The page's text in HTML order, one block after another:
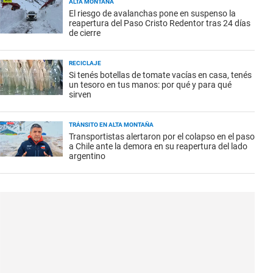
ALTA MONTAÑA
El riesgo de avalanchas pone en suspenso la
reapertura del Paso Cristo Redentor tras 24 días
de cierre
RECICLAJE
Si tenés botellas de tomate vacías en casa, tenés
un tesoro en tus manos: por qué y para qué
sirven
TRÁNSITO EN ALTA MONTAÑA
Transportistas alertaron por el colapso en el paso
a Chile ante la demora en su reapertura del lado
argentino